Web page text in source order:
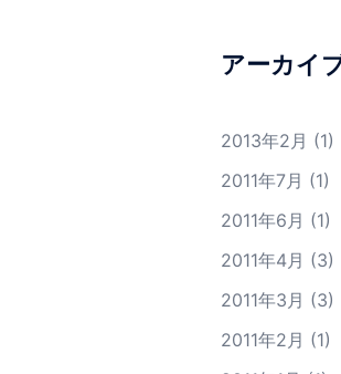
アーカイ
2013年2月 (1)
2011年7月 (1)
2011年6月 (1)
2011年4月 (3)
2011年3月 (3)
2011年2月 (1)